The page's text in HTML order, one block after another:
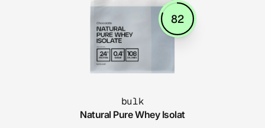
82
bulk
Natural Pure Whey Isolat